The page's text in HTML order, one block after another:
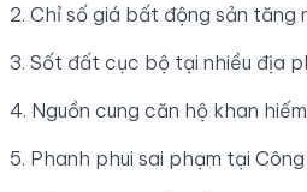
2. Chỉ số giá bất động sản tăng
3. Sốt đất cục bộ tại nhiều địa
4. Nguồn cung căn hộ khan hiếm
5. Phanh phui sai phạm tại